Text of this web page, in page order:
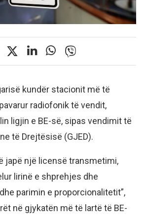
kundër stacionit më të
radiofonik të vendit,
ligjin e BE-së, sipas vendimit të
të Drejtësisë (GJED).
japë një licensë transmetimi,
lirinë e shprehjes dhe
parimin e proporcionalitetit”,
në gjykatën më të lartë të BE-